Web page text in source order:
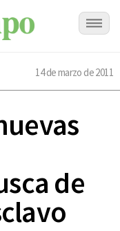
14 de marzo de 2011
de